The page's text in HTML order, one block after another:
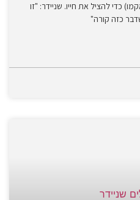
כדי להציל את חייו. שניידר: "זו